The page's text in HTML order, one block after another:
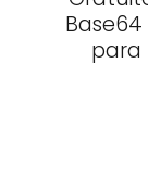
Base64
para